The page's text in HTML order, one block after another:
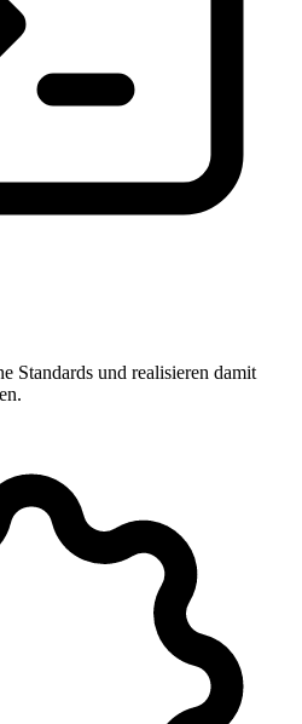
Standards und realisieren damit